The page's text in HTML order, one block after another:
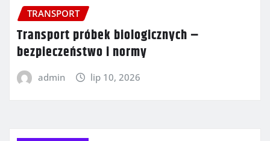
TRANSPORT
Transport próbek biologicznych –
bezpieczeństwo i normy
admin lip 10, 2026